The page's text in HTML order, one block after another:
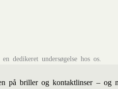
dedikeret undersøgelse hos os.
på briller og kontaktlinser – og